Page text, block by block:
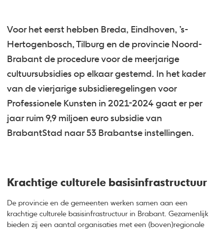
Voor het eerst hebben Breda, Eindhoven, ’s-
Hertogenbosch, Tilburg en de provincie Noord-
Brabant de procedure voor de meerjarige
cultuursubsidies op elkaar gestemd. In het kader
van de vierjarige subsidieregelingen voor
Professionele Kunsten in 2021-2024 gaat er per
jaar ruim 9,9 miljoen euro subsidie van
BrabantStad naar 53 Brabantse instellingen.
Krachtige culturele basisinfrastructuur
De provincie en de gemeenten werken samen aan een
krachtige culturele basisinfrastructuur in Brabant. Gezamenlijk
bieden zij een aantal organisaties met een (boven)regionale